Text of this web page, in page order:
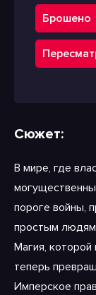
Брошено
Сюжет:
В мире, где
пороге войны,
простым
Магия, которой
теперь
Имперское